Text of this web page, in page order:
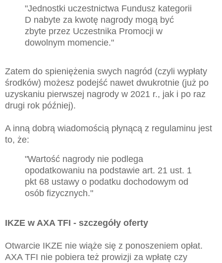
"Jednostki uczestnictwa Fundusz kategorii
D nabyte za kwotę nagrody mogą być
zbyte przez Uczestnika Promocji w
dowolnym momencie."
Zatem do spieniężenia swych nagród (czyli wypłaty
środków) możesz podejść nawet dwukrotnie (już po
uzyskaniu pierwszej nagrody w 2021 r., jak i po raz
drugi rok później).
A inną dobrą wiadomością płynącą z regulaminu jest
to, że:
"Wartość nagrody nie podlega
opodatkowaniu na podstawie art. 21 ust. 1
pkt 68 ustawy o podatku dochodowym od
osób fizycznych."
IKZE w AXA TFI - szczegóły oferty
Otwarcie IKZE nie wiąże się z ponoszeniem opłat.
AXA TFI nie pobiera też prowizji za wpłatę czy